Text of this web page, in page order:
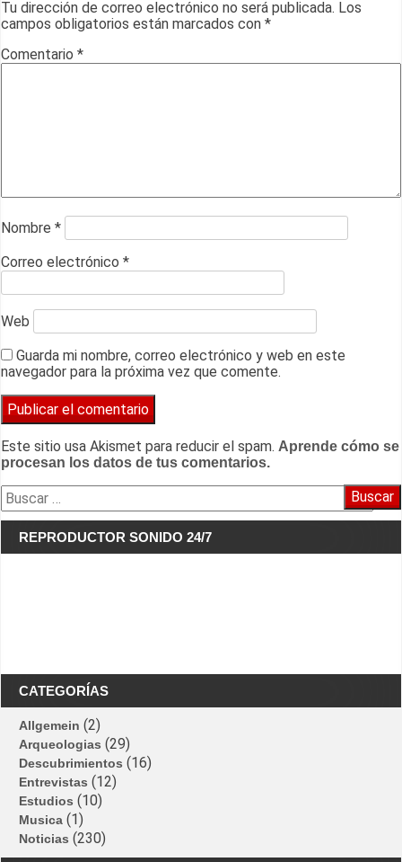
Tu dirección de correo electrónico no será publicada. Los
campos obligatorios están marcados con *
Comentario *
Nombre *
Correo electrónico *
Web
Guarda mi nombre, correo electrónico y web en este
navegador para la próxima vez que comente.
Este sitio usa Akismet para reducir el spam. Aprende cómo se
procesan los datos de tus comentarios.
Buscar:
REPRODUCTOR SONIDO 24/7
CATEGORÍAS
Allgemein (2)
Arqueologias (29)
Descubrimientos (16)
Entrevistas (12)
Estudios (10)
Musica (1)
Noticias (230)